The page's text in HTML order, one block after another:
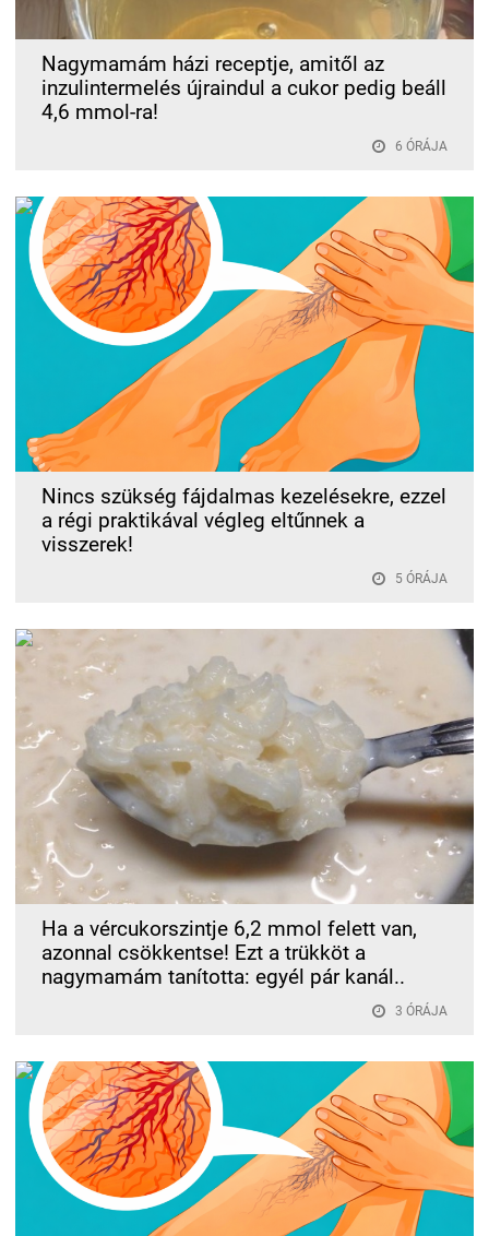
Nagymamám házi receptje, amitől az
inzulintermelés újraindul a cukor pedig beáll
4,6 mmol-ra!
6 ÓRÁJA
Nincs szükség fájdalmas kezelésekre, ezzel
a régi praktikával végleg eltűnnek a
visszerek!
5 ÓRÁJA
Ha a vércukorszintje 6,2 mmol felett van,
azonnal csökkentse! Ezt a trükköt a
nagymamám tanította: egyél pár kanál..
3 ÓRÁJA